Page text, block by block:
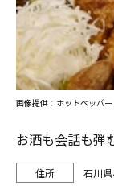
お酒も会話も
石川
画像提供：ホットペッパー